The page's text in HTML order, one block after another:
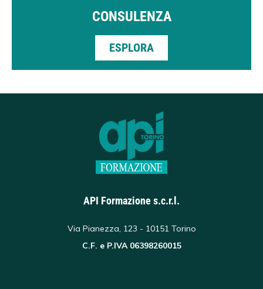
CONSULENZA
ESPLORA
API Formazione s.c.r.l.
Via Pianezza, 123 - 10151 Torino
C.F. e P.IVA 06398260015